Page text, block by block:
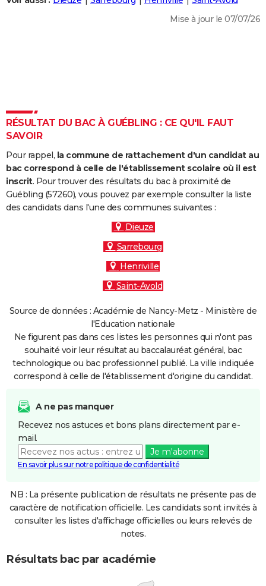
DICTIONNAIRE
Dictionnaire
Biographies
Citations
Expressions
Proverbes
PROGRAMME TV
COPAINS D'AVANT
S'inscrire
Se connecter
Lycées
Collèges
Primaires
Universités
Entreprises
Service militaire
Avis de recherche
AVIS DE DÉCÈS
FORUM
Mise à jour le 07/07/26
RÉSULTAT DU BAC À GUÉBLING : CE QU'IL FAUT
SAVOIR
Pour rappel, la commune de rattachement d'un candidat au
bac correspond à celle de l'établissement scolaire où il est
inscrit. Pour trouver des résultats du bac à proximité de
Guébling (57260), vous pouvez par exemple consulter la liste
des candidats dans l'une des communes suivantes :
Dieuze
Sarrebourg
Henriville
Saint-Avold
Source de données : Académie de Nancy-Metz - Ministère de
l'Education nationale
Ne figurent pas dans ces listes les personnes qui n'ont pas
souhaité voir leur résultat au baccalauréat général, bac
technologique ou bac professionnel publié. La ville indiquée
correspond à celle de l'établissement d'origine du candidat.
A ne pas manquer
Recevez nos astuces et bons plans directement par e-
mail.
Je m'abonne
En savoir plus sur notre politique de confidentialité
NB : La présente publication de résultats ne présente pas de
caractère de notification officielle. Les candidats sont invités à
consulter les listes d'affichage officielles ou leurs relevés de
notes.
Résultats bac par académie